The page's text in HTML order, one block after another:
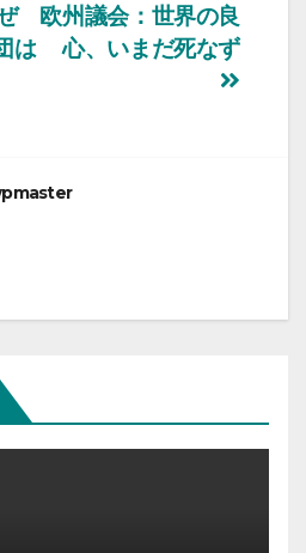
欧州議会：世界の良
心、いまだ死なず
は